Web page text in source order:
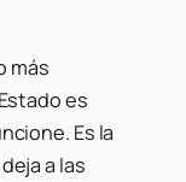
más
es
Es la
a las